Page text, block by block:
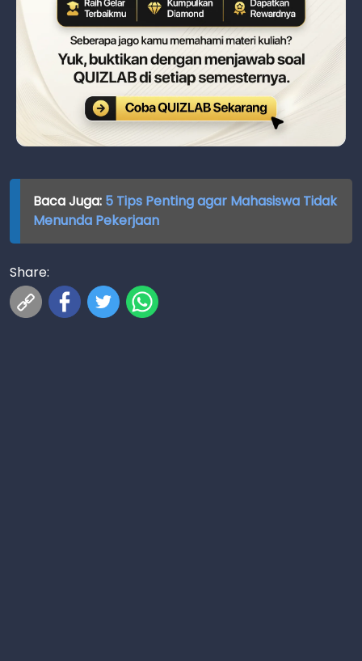
Baca Juga: 5 Tips Penting agar Mahasiswa Tidak
Menunda Pekerjaan
Share: